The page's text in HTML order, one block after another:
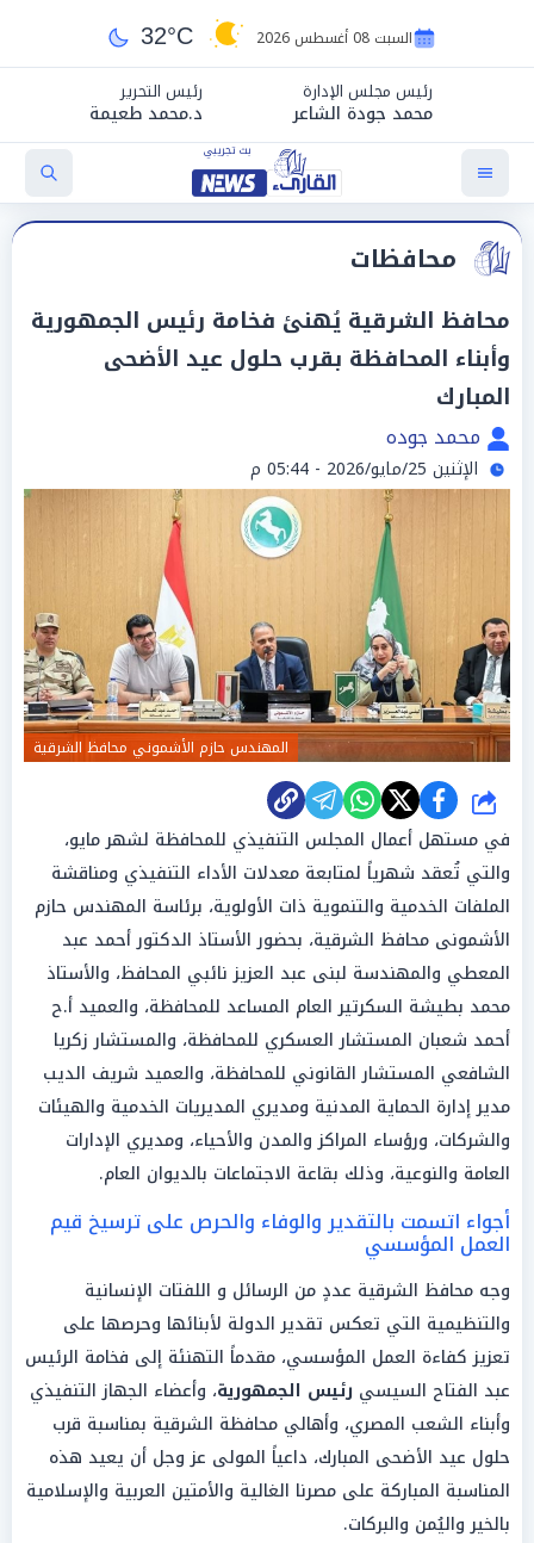
السبت 08 أغسطس 2026 32°C
رئيس مجلس الإدارة
محمد جودة الشاعر
رئيس التحرير
د.محمد طعيمة
محافظات
محافظ الشرقية يُهنئ فخامة رئيس الجمهورية
وأبناء المحافظة بقرب حلول عيد الأضحى
المبارك
محمد جوده
الإثنين 25/مايو/2026 - 05:44 م
المهندس حازم الأشموني محافظ الشرقية
شارك
في مستهل أعمال المجلس التنفيذي للمحافظة لشهر مايو،
والتي تُعقد شهرياً لمتابعة معدلات الأداء التنفيذي ومناقشة
الملفات الخدمية والتنموية ذات الأولوية، برئاسة المهندس حازم
الأشمونى محافظ الشرقية، بحضور الأستاذ الدكتور أحمد عبد
المعطي والمهندسة لبنى عبد العزيز نائبي المحافظ، والأستاذ
محمد بطيشة السكرتير العام المساعد للمحافظة، والعميد أ.ح
أحمد شعبان المستشار العسكري للمحافظة، والمستشار زكريا
الشافعي المستشار القانوني للمحافظة، والعميد شريف الديب
مدير إدارة الحماية المدنية ومديري المديريات الخدمية والهيئات
والشركات، ورؤساء المراكز والمدن والأحياء، ومديري الإدارات
العامة والنوعية، وذلك بقاعة الاجتماعات بالديوان العام.
أجواء اتسمت بالتقدير والوفاء والحرص على ترسيخ قيم
العمل المؤسسي
وجه محافظ الشرقية عددٍ من الرسائل و اللفتات الإنسانية
والتنظيمية التي تعكس تقدير الدولة لأبنائها وحرصها على
تعزيز كفاءة العمل المؤسسي، مقدماً التهنئة إلى فخامة الرئيس
عبد الفتاح السيسي رئيس الجمهورية، وأعضاء الجهاز التنفيذي
وأبناء الشعب المصري، وأهالي محافظة الشرقية بمناسبة قرب
حلول عيد الأضحى المبارك، داعياً المولى عز وجل أن يعيد هذه
المناسبة المباركة على مصرنا الغالية والأمتين العربية والإسلامية
بالخير واليُمن والبركات.